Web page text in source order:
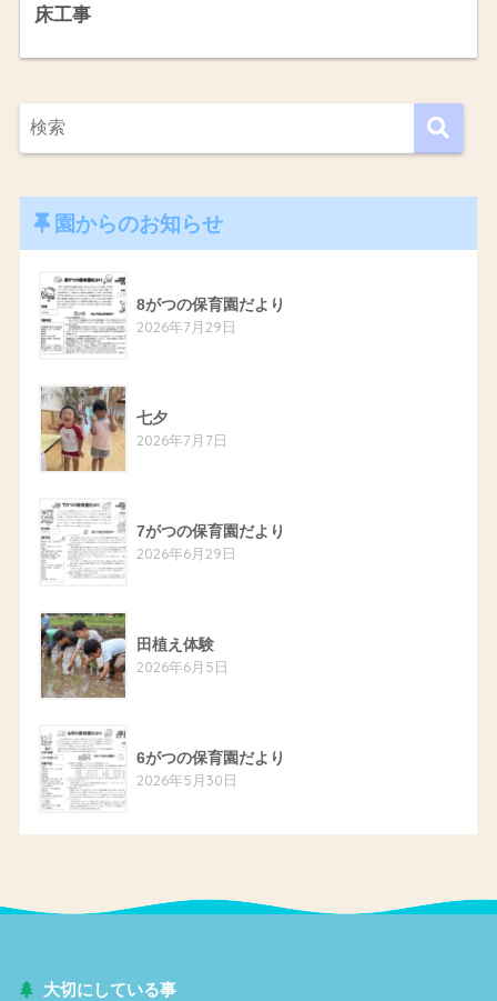
床工事
園からのお知らせ
8がつの保育園だより
2026年7月29日
七夕
2026年7月7日
7がつの保育園だより
2026年6月29日
田植え体験
2026年6月5日
6がつの保育園だより
2026年5月30日
大切にしている事